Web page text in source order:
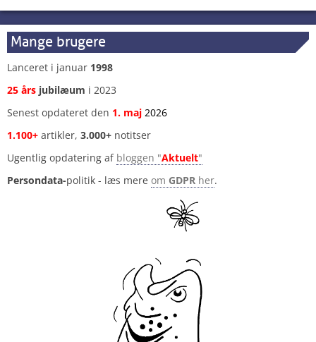
Mange brugere
Lanceret i januar 1998
25 års jubilæum i 2023
Senest opdateret den 1. maj 2026
1.100+ artikler, 3.000+ notitser
Ugentlig opdatering af bloggen "Aktuelt"
Persondata-politik - læs mere om GDPR her.